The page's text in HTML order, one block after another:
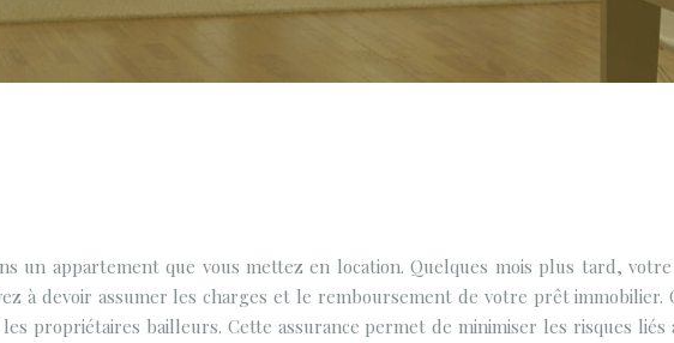
un appartement que vous mettez en location. Quelques mois plus tard,
à devoir assumer les charges et le remboursement de votre prêt
propriétaires bailleurs. Cette assurance permet de minimiser les risques